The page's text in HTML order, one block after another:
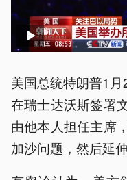
美国总统特朗普1
在瑞士达沃斯签署
由他本人担任主席
加沙问题，然后延伸